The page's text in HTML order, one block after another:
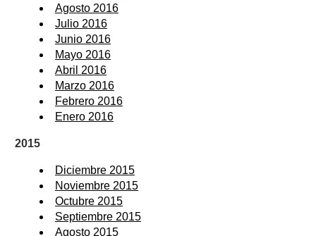
Agosto 2016
Julio 2016
Junio 2016
Mayo 2016
Abril 2016
Marzo 2016
Febrero 2016
Enero 2016
2015
Diciembre 2015
Noviembre 2015
Octubre 2015
Septiembre 2015
Agosto 2015